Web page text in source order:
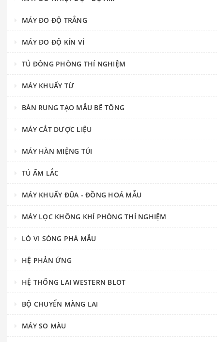
MÁY ĐO ĐỘ TRẮNG
MÁY ĐO ĐỘ KÍN VỈ
TỦ ĐÔNG PHÒNG THÍ NGHIỆM
MÁY KHUẤY TỪ
BÀN RUNG TẠO MẪU BÊ TÔNG
MÁY CẮT DƯỢC LIỆU
MÁY HÀN MIỆNG TÚI
TỦ ẤM LẮC
MÁY KHUẤY ĐŨA - ĐỒNG HOÁ MẪU
MÁY LỌC KHÔNG KHÍ PHÒNG THÍ NGHIỆM
LÒ VI SÓNG PHÁ MẪU
HỆ PHẢN ỨNG
HỆ THỐNG LAI WESTERN BLOT
BỘ CHUYỂN MÀNG LAI
MÁY SO MÀU